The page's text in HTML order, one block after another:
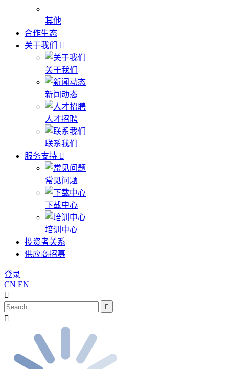
其他
合作生态
关于我们
关于我们
新闻动态
人才招聘
联系我们
服务支持
常见问题
下载中心
培训中心
投资者关系
供应商招募
登录
CN EN